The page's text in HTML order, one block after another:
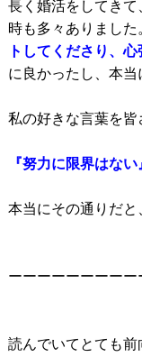
長く婚活をしてき
時も多々ありました
トしてくださり、
に良かったし、本当
私の好きな言葉を皆
『努力に限界はない
本当にその通りだと
ーーーーーーーー
読んでいてとても前